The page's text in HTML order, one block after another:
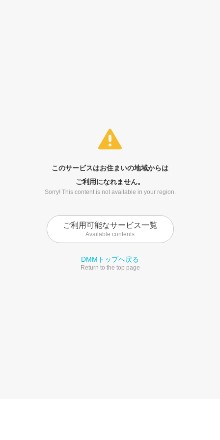
このサービスはお住まいの地域からは
ご利用になれません。
Sorry! This content is not available in your region.
ご利用可能なサービス一覧
Available contents
DMMトップへ戻る
Return to the top page